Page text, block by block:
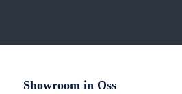
Showroom in Oss